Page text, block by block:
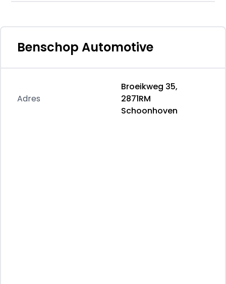
- Bouwjaar: 2017
- Transmissie: Handgeschakeld
- Kleur: zwart Metallic
- Kleurnaam: Jet Black
- Motorinhoud: 1998 cc
Benschop Automotive
Adres
Broeikweg 35,
2871RM
Schoonhoven